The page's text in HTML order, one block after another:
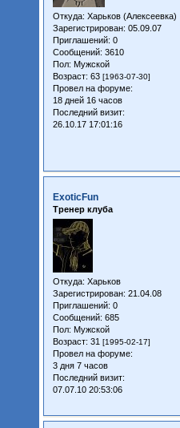
Откуда: Харьков (Алексеевка)
Зарегистрирован: 05.09.07
Приглашений: 0
Сообщений: 3610
Пол: Мужской
Возраст: 63 [1963-07-30]
Провел на форуме:
18 дней 16 часов
Последний визит:
26.10.17 17:01:16
ExoticFun
Тренер клуба
Откуда: Харьков
Зарегистрирован: 21.04.08
Приглашений: 0
Сообщений: 685
Пол: Мужской
Возраст: 31 [1995-02-17]
Провел на форуме:
3 дня 7 часов
Последний визит:
07.07.10 20:53:06